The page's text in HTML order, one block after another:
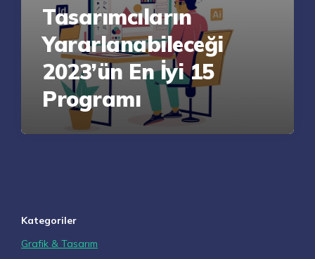
Tasarımcıların
Yararlanabileceği
2023’ün En İyi 15
Programı
Kategoriler
Grafik & Tasarım